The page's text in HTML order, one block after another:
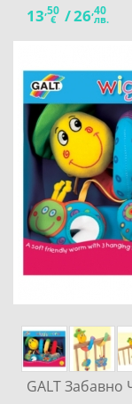
13,50
€ /26,40
лв.
GALT Забавно